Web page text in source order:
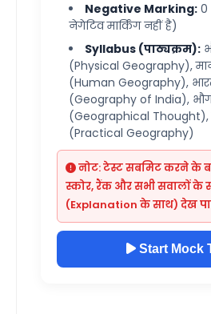
Negative Marking: 0
नेगेटिव मार्किंग नहीं है)
Syllabus (पाठ्यक्रम):
(Physical Geography),
(Human Geography),
(Geography of India),
(Geographical Thought),
(Practical Geography)
नोट: टेस्ट सबमिट करने के
स्कोर, रैंक और सभी सवालों के
(Explanation के साथ) देख
Start Mock